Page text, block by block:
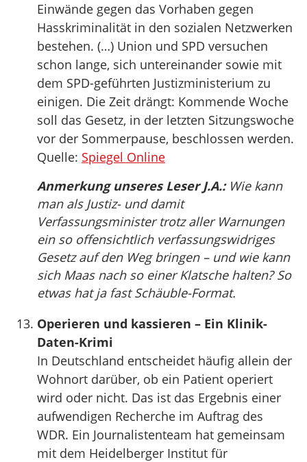
Einwände gegen das Vorhaben gegen
Hasskriminalität in den sozialen Netzwerken
bestehen. (…) Union und SPD versuchen
schon lange, sich untereinander sowie mit
dem SPD-geführten Justizministerium zu
einigen. Die Zeit drängt: Kommende Woche
soll das Gesetz, in der letzten Sitzungswoche
vor der Sommerpause, beschlossen werden.
Quelle: Spiegel Online
Anmerkung unseres Leser J.A.:Wie kann
man als Justiz- und damit
Verfassungsminister trotz aller Warnungen
ein so offensichtlich verfassungswidriges
Gesetz auf den Weg bringen – und wie kann
sich Maas nach so einer Klatsche halten? So
etwas hat ja fast Schäuble-Format.
Operieren und kassieren – Ein Klinik-
Daten-Krimi
In Deutschland entscheidet häufig allein der
Wohnort darüber, ob ein Patient operiert
wird oder nicht. Das ist das Ergebnis einer
aufwendigen Recherche im Auftrag des
WDR. Ein Journalistenteam hat gemeinsam
mit dem Heidelberger Institut für